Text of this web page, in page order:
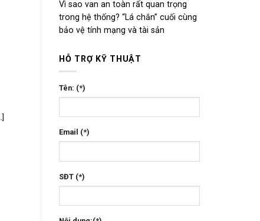
Vì sao van an toàn rất quan trọng
trong hệ thống? “Lá chắn” cuối cùng
bảo vệ tính mạng và tài sản
HỖ TRỢ KỸ THUẬT
Tên: (*)
Email (*)
SĐT (*)